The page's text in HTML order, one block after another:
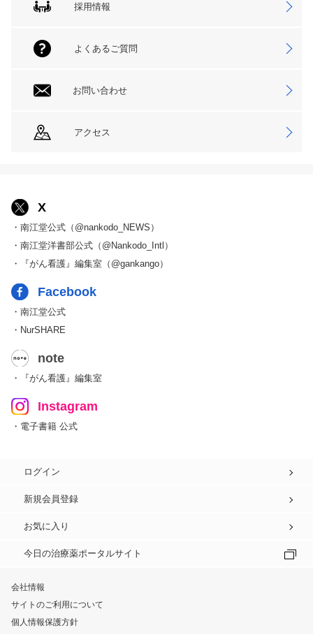
採用情報
よくあるご質問
お問い合わせ
アクセス
X
・南江堂公式（@nankodo_NEWS）
・南江堂洋書部公式（@Nankodo_Intl）
・『がん看護』編集室（@gankango）
Facebook
・南江堂公式
・NurSHARE
note
・『がん看護』編集室
Instagram
・電子書籍 公式
ログイン
新規会員登録
お気に入り
今日の治療薬ポータルサイト
会社情報
サイトのご利用について
個人情報保護方針